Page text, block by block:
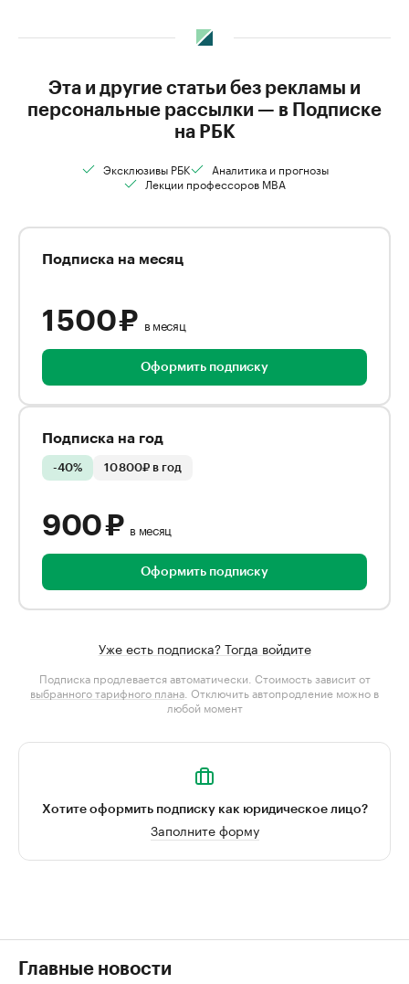
Эта и другие статьи без рекламы и
персональные рассылки — в Подписке
на РБК
Эксклюзивы РБК
Аналитика и прогнозы
Лекции профессоров MBA
Подписка на месяц
1 500 ₽ в месяц
Оформить подписку
Подписка на год
-40% 10 800₽ в год
900 ₽ в месяц
Оформить подписку
Уже есть подписка? Тогда войдите
Подписка продлевается автоматически. Стоимость зависит от
выбранного тарифного плана . Отключить автопродление можно в
любой момент
Хотите оформить подписку как юридическое лицо?
Заполните форму
Главные новости